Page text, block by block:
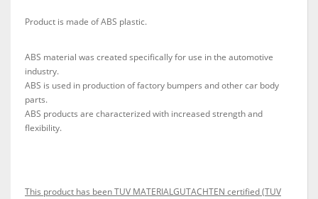
Product is made of ABS plastic.
ABS material was created specifically for use in the automotive
industry.
ABS is used in production of factory bumpers and other car body
parts.
ABS products are characterized with increased strength and
flexibility.
This product has been TUV MATERIALGUTACHTEN certified (TUV